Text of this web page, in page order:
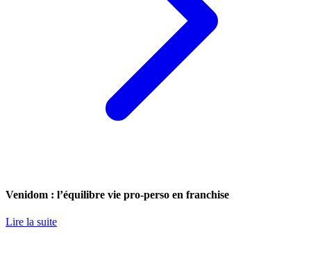
Venidom : l’équilibre vie pro-perso en franchise
Lire la suite